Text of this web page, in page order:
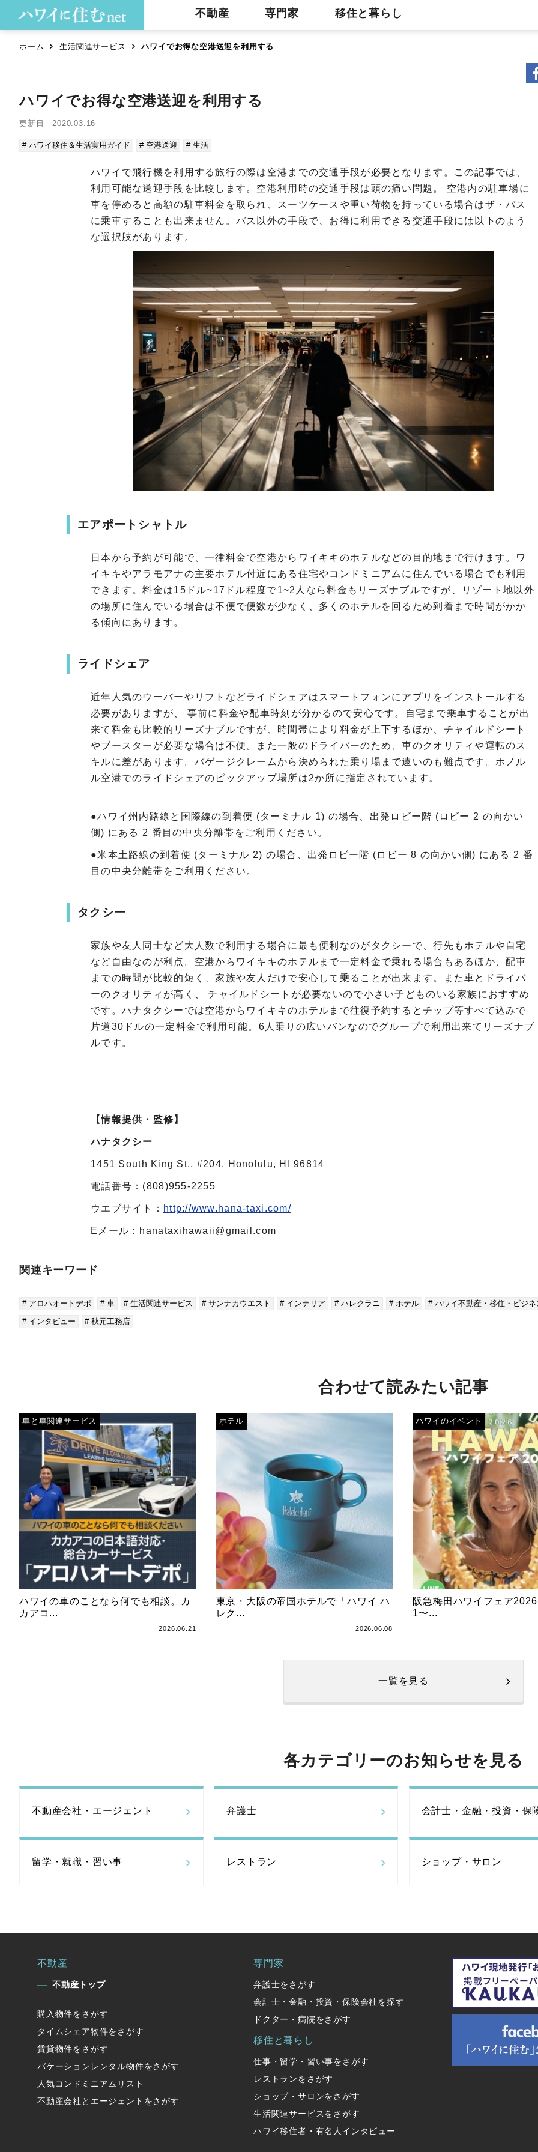
不動産 専門家 移住と暮らし
ホーム 生活関連サービス ハワイでお得な空港送迎を利用する
ハワイでお得な空港送迎を利用する
更新日 2020.03.16
# ハワイ移住＆生活実用ガイド # 空港送迎 # 生活
ハワイで飛行機を利用する旅行の際は空港までの交通手段が必要となります。この記事では、
利用可能な送迎手段を比較します。空港利用時の交通手段は頭の痛い問題。 空港内の駐車場に
車を停めると高額の駐車料金を取られ、スーツケースや重い荷物を持っている場合はザ・バス
に乗車することも出来ません。バス以外の手段で、お得に利用できる交通手段には以下のよう
な選択肢があります。
エアポートシャトル
日本から予約が可能で、一律料金で空港からワイキキのホテルなどの目的地まで行けます。ワ
イキキやアラモアナの主要ホテル付近にある住宅やコンドミニアムに住んでいる場合でも利用
できます。料金は15ドル~17ドル程度で1~2人なら料金もリーズナブルですが、リゾート地以外
の場所に住んでいる場合は不便で便数が少なく、多くのホテルを回るため到着まで時間がかか
る傾向にあります。
ライドシェア
近年人気のウーバーやリフトなどライドシェアはスマートフォンにアプリをインストールする
必要がありますが、 事前に料金や配車時刻が分かるので安心です。自宅まで乗車することが出
来て料金も比較的リーズナブルですが、時間帯により料金が上下するほか、チャイルドシート
やブースターが必要な場合は不便。また一般のドライバーのため、車のクオリティや運転のス
キルに差があります。バゲージクレームから決められた乗り場まで遠いのも難点です。ホノル
ル空港でのライドシェアのピックアップ場所は2か所に指定されています。
●ハワイ州内路線と国際線の到着便 (ターミナル 1) の場合、出発ロビー階 (ロビー 2 の向かい
側) にある 2 番目の中央分離帯をご利用ください。
●米本土路線の到着便 (ターミナル 2) の場合、出発ロビー階 (ロビー 8 の向かい側) にある 2 番
目の中央分離帯をご利用ください。
タクシー
家族や友人同士など大人数で利用する場合に最も便利なのがタクシーで、行先もホテルや自宅
など自由なのが利点。空港からワイキキのホテルまで一定料金で乗れる場合もあるほか、配車
までの時間が比較的短く、家族や友人だけで安心して乗ることが出来ます。また車とドライバ
ーのクオリティが高く、 チャイルドシートが必要ないので小さい子どものいる家族におすすめ
です。ハナタクシーでは空港からワイキキのホテルまで往復予約するとチップ等すべて込みで
片道30ドルの一定料金で利用可能。6人乗りの広いバンなのでグループで利用出来てリーズナブ
ルです。
【情報提供・監修】
ハナタクシー
1451 South King St., #204, Honolulu, HI 96814
電話番号：(808)955-2255
ウエブサイト： http://www.hana-taxi.com/
Eメール：hanataxihawaii@gmail.com
関連キーワード
# アロハオートデポ # 車 # 生活関連サービス # サンナカウエスト # インテリア # ハレクラニ # ホテル
# ハワイ不動産・移住・ビジ
# インタビュー
# 秋元工務店
合わせて読みたい記事
車と車関連サービス
ハワイの車のことなら何でも相談。カ
カアコ...
2026.06.21
ホテル
東京・大阪の帝国ホテルで「ハワイ ハ
レク...
2026.06.08
ハワイのイベント
阪急梅田ハワイフェア2026
1〜...
一覧を見る
各カテゴリーのお知らせを見る
不動産会社・ エージェント 弁護士 会計士・金融・投資・保
留学・就職・習い事 レストラン ショップ・サロン
不動産
不動産トップ
購入物件をさがす
タイムシェア物件をさがす
賃貸物件をさがす
バケーションレンタル物件をさがす
人気コンドミニアムリスト
不動産会社とエージェントをさがす
専門家
弁護士をさがす
会計士・金融・投資・保険会社を探す
ドクター・病院をさがす
移住と暮らし
仕事・留学・習い事をさがす
レストランをさがす
ショップ・サロンをさがす
生活関連サービスをさがす
ハワイ移住者・有名人インタビュー